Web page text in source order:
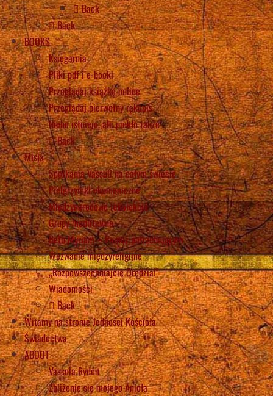
Back
Back
BOOKS
Księgarnia
Pliki pdf i e-booki
Przeglądaj książkę online
Przeglądaj pierwotny rękopis
Niebo istnieje, ale piekło także
Back
Misja
Spotkania Vassuli na całym świecie
Pielgrzymki ekumeniczne
Międzynarodowe rekolekcje
Grupy modlitewne
Beth Myriam – Pomóż potrzebującym
Wezwanie międzyreligijne
„Rozpowszechniajcie Orędzia!”
Wiadomości
Back
Witamy na stronie Jedności Kościoła
Świadectwa
ABOUT
Vassula Rydén
Zbliżenie się mojego Anioła